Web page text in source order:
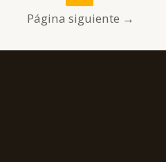
Página siguiente →